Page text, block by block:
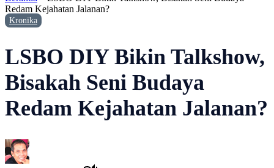
Redam Kejahatan Jalanan?
Kronika
LSBO DIY Bikin Talkshow,
Bisakah Seni Budaya
Redam Kejahatan Jalanan?